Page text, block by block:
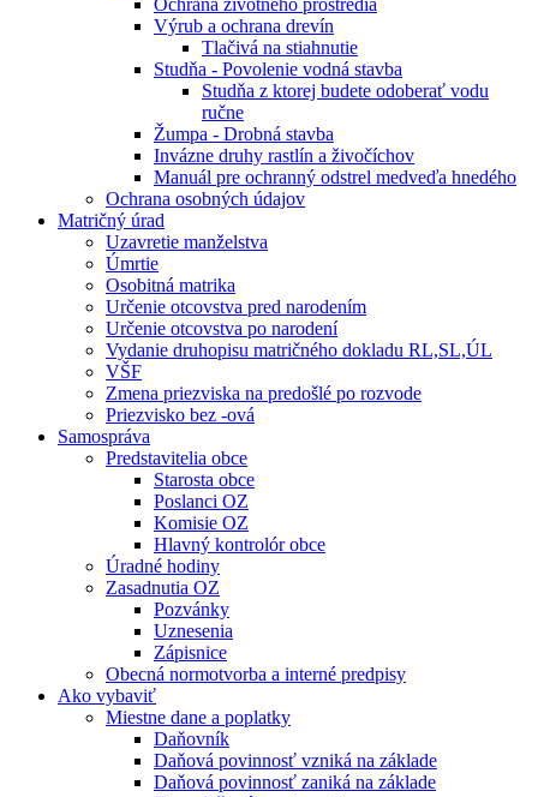
Ochrana životného prostredia
Výrub a ochrana drevín
Tlačivá na stiahnutie
Studňa - Povolenie vodná stavba
Studňa z ktorej budete odoberať vodu
ručne
Žumpa - Drobná stavba
Invázne druhy rastlín a živočíchov
Manuál pre ochranný odstrel medveďa hnedého
Ochrana osobných údajov
Matričný úrad
Uzavretie manželstva
Úmrtie
Osobitná matrika
Určenie otcovstva pred narodením
Určenie otcovstva po narodení
Vydanie druhopisu matričného dokladu RL,SL,ÚL
VŠF
Zmena priezviska na predošlé po rozvode
Priezvisko bez -ová
Samospráva
Predstavitelia obce
Starosta obce
Poslanci OZ
Komisie OZ
Hlavný kontrolór obce
Úradné hodiny
Zasadnutia OZ
Pozvánky
Uznesenia
Zápisnice
Obecná normotvorba a interné predpisy
Ako vybaviť
Miestne dane a poplatky
Daňovník
Daňová povinnosť vzniká na základe
Daňová povinnosť zaniká na základe